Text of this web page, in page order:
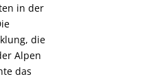
in der
die
Alpen
das